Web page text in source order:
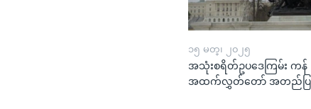
၁၅ မတ္၊ ၂၀၂၅
အသုံးစရိတ်ဥပဒေကြမ်း ကန်
အထက်လွှတ်တော် အတည်ပ